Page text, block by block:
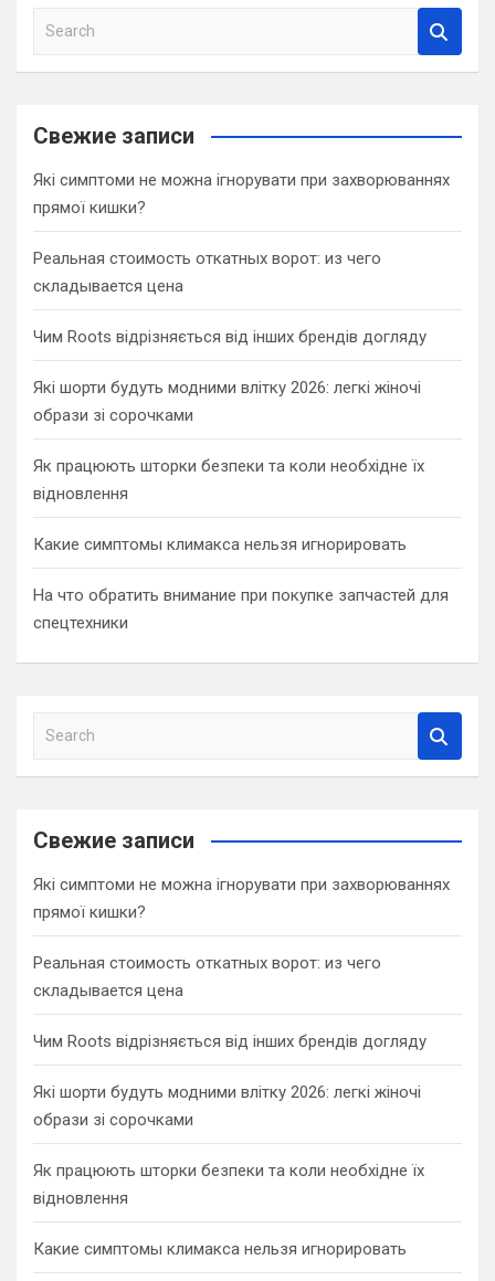
a
c
Свежие записи
Які симптоми не можна ігнорувати при захворюваннях
прямої кишки?
Реальная стоимость откатных ворот: из чего
складывается цена
Чим Roots відрізняється від інших брендів догляду
Які шорти будуть модними влітку 2026: легкі жіночі
образи зі сорочками
Як працюють шторки безпеки та коли необхідне їх
відновлення
Какие симптомы климакса нельзя игнорировать
На что обратить внимание при покупке запчастей для
спецтехники
a
c
Свежие записи
Які симптоми не можна ігнорувати при захворюваннях
прямої кишки?
Реальная стоимость откатных ворот: из чего
складывается цена
Чим Roots відрізняється від інших брендів догляду
Які шорти будуть модними влітку 2026: легкі жіночі
образи зі сорочками
Як працюють шторки безпеки та коли необхідне їх
відновлення
Какие симптомы климакса нельзя игнорировать